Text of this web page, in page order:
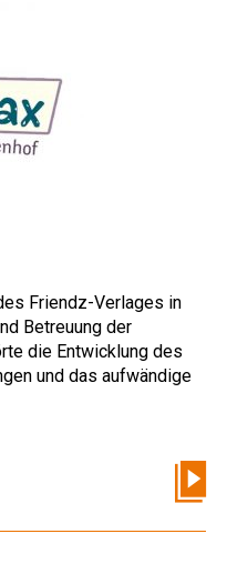
Friendz-Verlages in
Betreuung der
die Entwicklung des
und das aufwändige